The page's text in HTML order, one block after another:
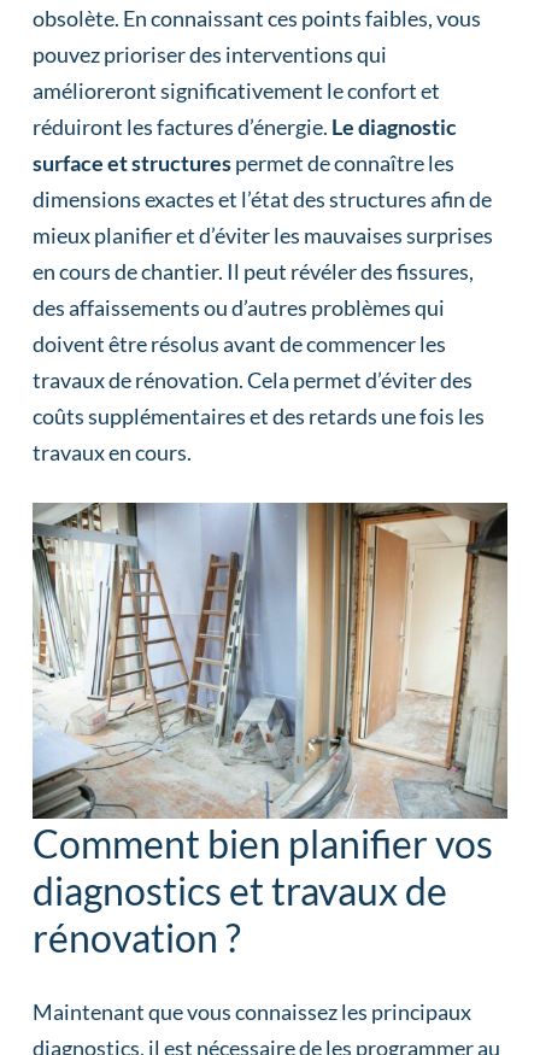
obsolète. En connaissant ces points faibles, vous
pouvez prioriser des interventions qui
amélioreront significativement le confort et
réduiront les factures d’énergie. Le diagnostic
surface et structurespermet de connaître les
dimensions exactes et l’état des structures afin de
mieux planifier et d’éviter les mauvaises surprises
en cours de chantier. Il peut révéler des fissures,
des affaissements ou d’autres problèmes qui
doivent être résolus avant de commencer les
travaux de rénovation. Cela permet d’éviter des
coûts supplémentaires et des retards une fois les
travaux en cours.
Comment bien planifier vos
diagnostics et travaux de
rénovation ?
Maintenant que vous connaissez les principaux
diagnostics, il est nécessaire de les programmer au